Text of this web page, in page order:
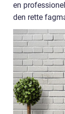
en
den rette